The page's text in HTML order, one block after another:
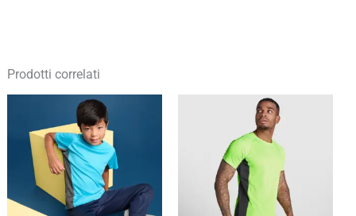
Prodotti correlati
Fascia
di
prezzo:
da
6,28 €
a
8,97 €
Fascia
di
prezzo:
da
6,73 €
a
9,61 €